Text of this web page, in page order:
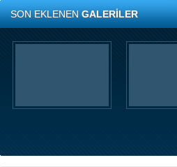
SON EKLENENGALERİLER